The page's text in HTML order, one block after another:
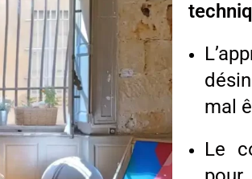
mal
Le